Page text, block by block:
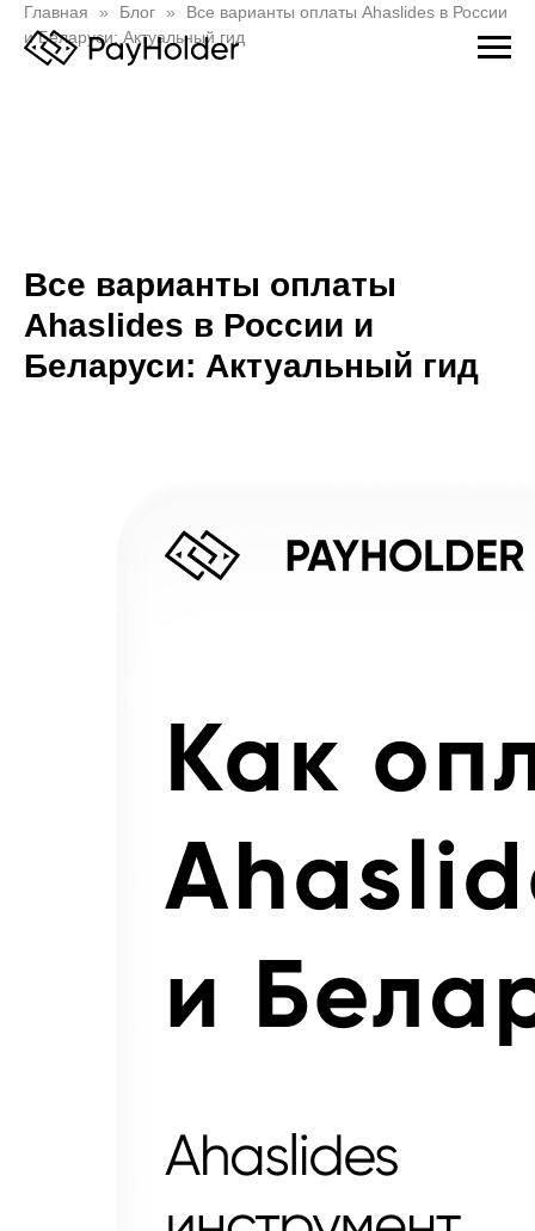
Главная Блог
Все варианты оплаты Ahaslides в России
и Беларуси: Актуальный гид
Все варианты оплаты
Ahaslides в России и
Беларуси: Актуальный гид